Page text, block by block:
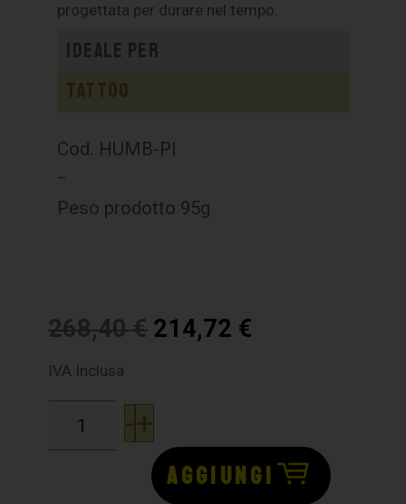
progettata per durare nel tempo.
Ideale per
Tattoo
Cod. HUMB-PI
–
Peso prodotto 95g
268,40€ 214,72 €
IVA Inclusa
-+
AGGIUNGI